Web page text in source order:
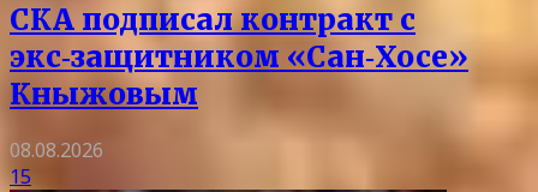
СКА подписал контракт с
экс‑защитником «Сан‑Хосе»
Кныжовым
08.08.2026
15